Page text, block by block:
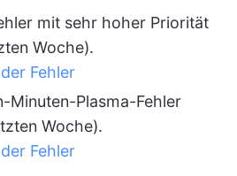
mit sehr hoher Priorität
Woche).
Fehler
Minuten-Plasma-Fehler
Woche).
Fehler